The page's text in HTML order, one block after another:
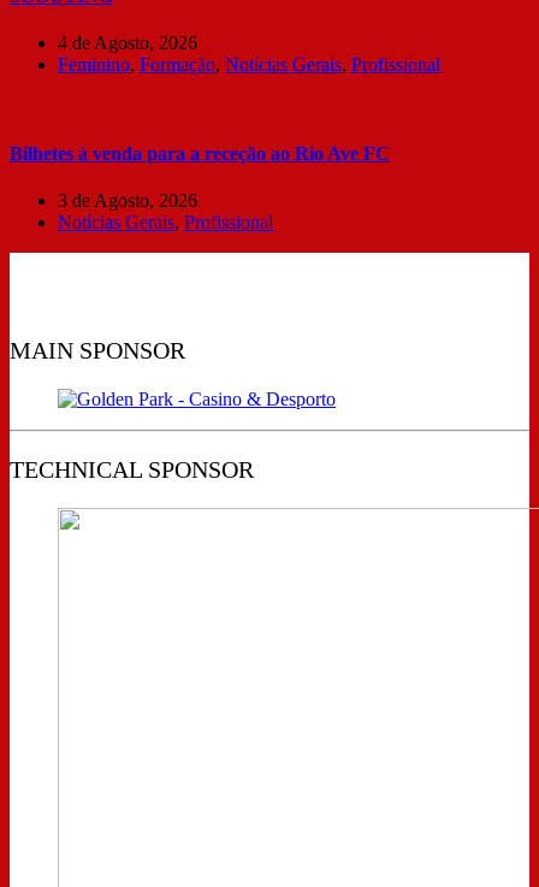
4 de Agosto, 2026
Feminino, Formação, Notícias Gerais, Profissional
Bilhetes à venda para a receção ao Rio Ave FC
3 de Agosto, 2026
Notícias Gerais, Profissional
MAIN SPONSOR
TECHNICAL SPONSOR